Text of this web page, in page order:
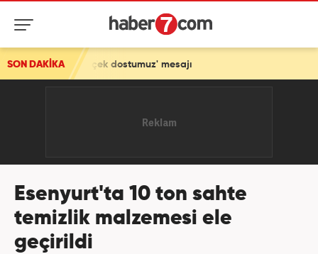
SON DAKİKAdostumuz' mesajı
Esenyurt'ta 10 ton sahte
temizlik malzemesi ele
geçirildi